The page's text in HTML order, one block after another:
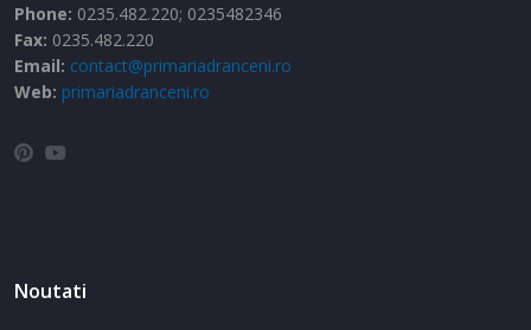
Phone: 0235.482.220; 0235482346
Fax: 0235.482.220
Email: contact@primariadranceni.ro
Web: primariadranceni.ro
Noutati